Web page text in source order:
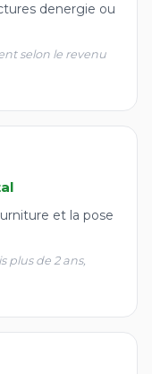
denergie ou
selon le revenu
et la pose
plus de 2 ans,